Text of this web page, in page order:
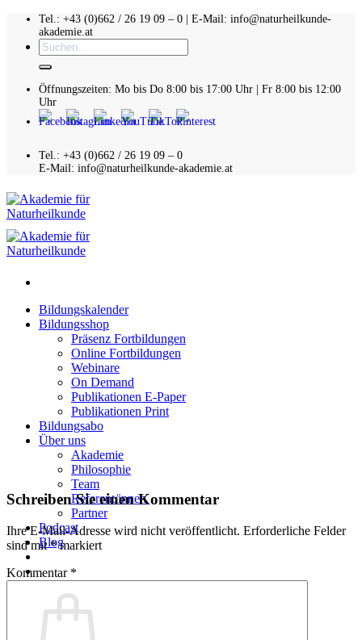
Zum
springen
Tel.: +43 (0)662 / 26 19 09 – 0 | E-Mail: info@naturheilkunde-
akademie.at
Suchen
nach:
Öffnungszeiten: Mo bis Do 8:00 bis 17:00 Uhr | Fr 8:00 bis 12:00
Uhr
Tel.: +43 (0)662 / 26 19 09 – 0
E-Mail: info@naturheilkunde-akademie.at
Bildungskalender
Bildungsshop
Präsenz Fortbildungen
Online Fortbildungen
Webinare
On Demand
Publikationen E-Paper
Publikationen Print
Bildungsabo
Über uns
Akademie
Philosophie
Team
Referent/innen
Partner
Podcast
Blog
Warenkorb
00:00
Schreiben Sie einen Kommentar
Ihre E-Mail-Adresse wird nicht veröffentlicht. Erforderliche Felder
sind mit*markiert
Kommentar *